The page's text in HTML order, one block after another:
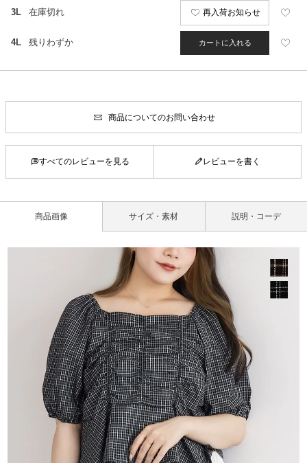
3L 在庫切れ 再入荷お知らせ
4L 残りわずか カートに入れる
商品についてのお問い合わせ
すべてのレビューを見る レビューを書く
商品画像 サイズ・素材 説明・コーデ